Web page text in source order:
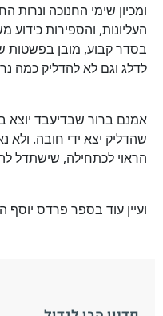
ומכיון שימי החנוכה ונרות
העליונות, והספירות כידוע
בסדר קבוע, מובן בפשטות
לדלג וגם לא להדליק כמה
אמנם ברור שבדיעבד יוצא
שהדליק יצא ידי חובה. ולא
הראוי לכתחילה, שישתדל
ועיין עוד בספר פרדס